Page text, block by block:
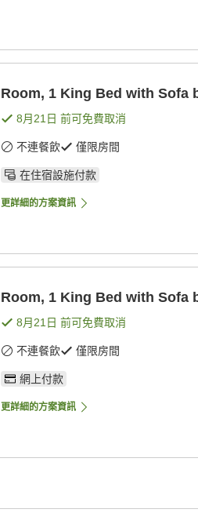
Room, 1 King Bed with Sofa
8月21日 前可免費取消
不連餐飲 僅限房間
在住宿設施付款
更詳細的方案資訊
Room, 1 King Bed with Sofa
8月21日 前可免費取消
不連餐飲 僅限房間
網上付款
更詳細的方案資訊